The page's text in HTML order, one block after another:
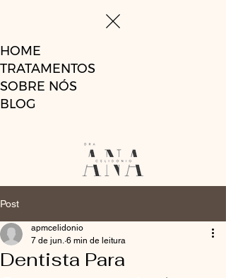
HOME
TRATAMENTOS
SOBRE NÓS
BLOG
Post
Dentista Para
apmcelidonio
7 de jun. 6 min de leitura